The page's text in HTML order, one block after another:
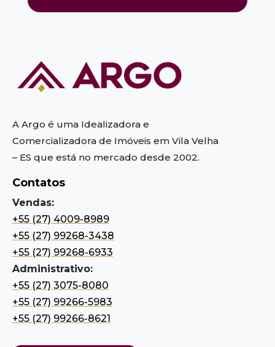
A Argo é uma Idealizadora e
Comercializadora de Imóveis em Vila Velha
– ES que está no mercado desde 2002.
Contatos
Vendas:
+55 (27) 4009-8989
+55 (27) 99268-3438
+55 (27) 99268-6933
Administrativo:
+55 (27) 3075-8080
+55 (27) 99266-5983
+55 (27) 99266-8621